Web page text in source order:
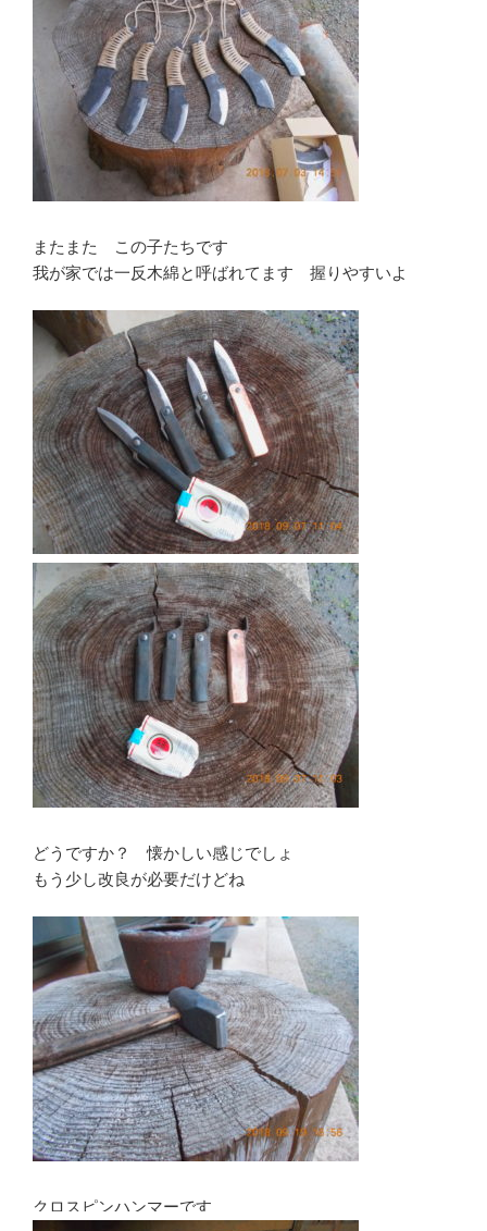
またまた この子たちです
我が家では一反木綿と呼ばれてます 握りやすいよ
どうですか？ 懐かしい感じでしょ
もう少し改良が必要だけどね
クロスピンハンマーです